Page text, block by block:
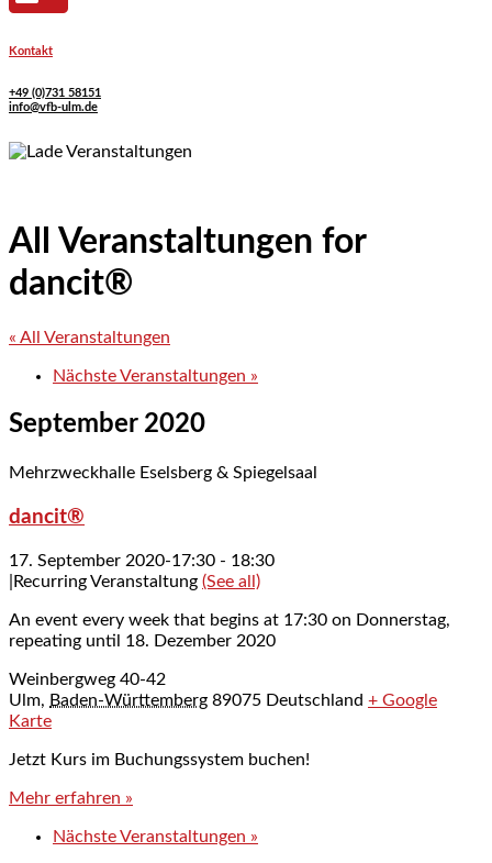
Kontakt
+49 (0)731 58151
info@vfb-ulm.de
All Veranstaltungen for
dancit®
« All Veranstaltungen
Nächste Veranstaltungen »
September 2020
Mehrzweckhalle Eselsberg & Spiegelsaal
dancit®
17. September 2020-17:30 - 18:30
Recurring Veranstaltung (See all)
An event every week that begins at 17:30 on Donnerstag,
repeating until 18. Dezember 2020
Weinbergweg 40-42
Ulm, Baden-Württemberg 89075 Deutschland + Google
Karte
Jetzt Kurs im Buchungssystem buchen!
Mehr erfahren »
Nächste Veranstaltungen »